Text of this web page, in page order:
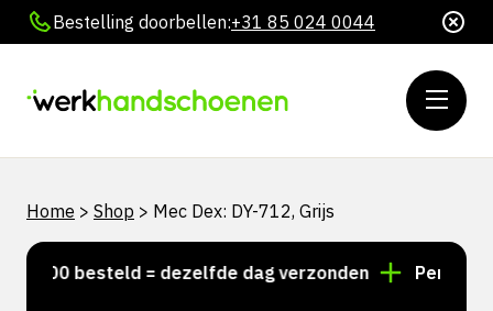
Bestelling doorbellen:+31 85 024 0044
Home > Shop > Mec Dex: DY-712, Grijs
besteld = dezelfde dag verzonden Persoonlijk